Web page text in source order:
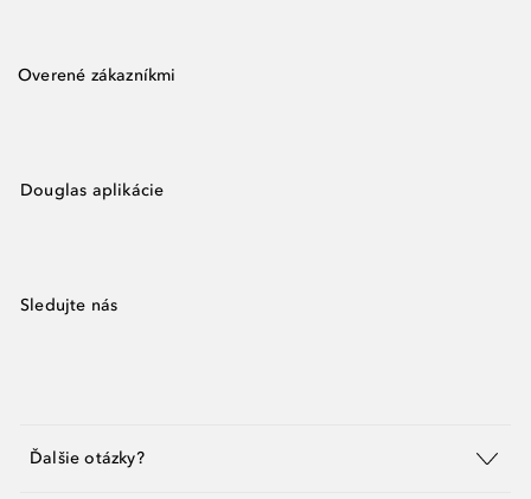
Overené zákazníkmi
Douglas aplikácie
Sledujte nás
Ďalšie otázky?